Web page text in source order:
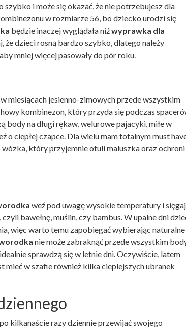
i może się okazać, że nie potrzebujesz dla
w rozmiarze 56, bo dziecko urodzi się
będzie inaczej wyglądała niżwyprawka dla
że dzieci rosną bardzo szybko, dlatego należy
mniej więcej pasowały do pór roku.
miesiącach jesienno-zimowych przede wszystkim
kombinezon, który przyda się podczas
body na długi rękaw, welurowe pajacyki, miłe w
o ciepłej czapce. Dla wielu mam totalnym must
który przyjemnie otuli maluszka oraz ochroni
weź pod uwagę wysokie temperatury i sięgaj
bawełnę, muślin, czy bambus. W upalne dni
więc warto temu zapobiegać wybierając naturalne
nie może zabraknąć przede wszystkim
sprawdzą się w letnie dni. Oczywiście, latem
mieć w szafie również kilka cieplejszych ubranek
kilkanaście razy dziennie przewijać swojego